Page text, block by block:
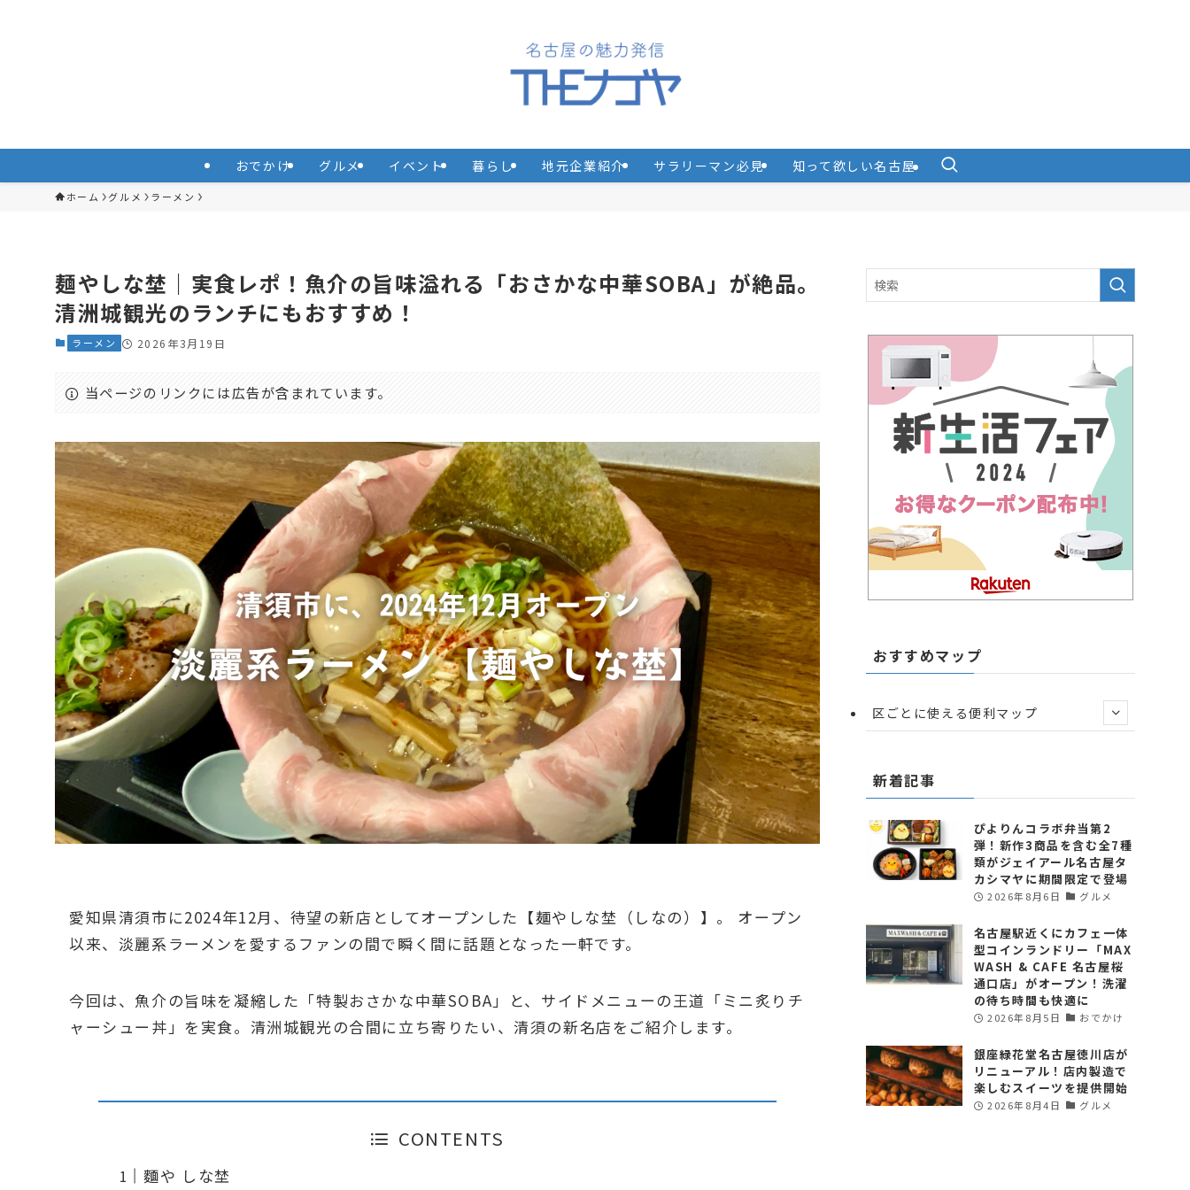
おでかけ グルメ イベント 暮らし 地元企業紹介 サラリーマン必見 知って欲しい名古屋
ホーム グルメ ラーメン
麺やしな埜｜実食レポ！魚介の旨味溢れる「おさかな中華SOBA」が絶品。
清洲城観光のランチにもおすすめ！
ラーメン 2026年3月19日
当ページのリンクには広告が含まれています。
愛知県清須市に2024年12月、待望の新店としてオープンした【麺やしな埜（しなの）】。 オープン
以来、淡麗系ラーメンを愛するファンの間で瞬く間に話題となった一軒です。
今回は、魚介の旨味を凝縮した「特製おさかな中華SOBA」と、サイドメニューの王道「ミニ炙りチ
ャーシュー丼」を実食。清洲城観光の合間に立ち寄りたい、清須の新名店をご紹介します。
CONTENTS
麵や しな埜
おすすめマップ
区ごとに使える便利マップ
新着記事
ぴよりんコラボ弁当第2
弾！新作3商品を含む全7種
類がジェイアール名古屋タ
カシマヤに期間限定で登場
2026年8月6日 グルメ
名古屋駅近くにカフェ一体
型コインランドリー「MAX
WASH & CAFE 名古屋桜
通口店」がオープン！洗濯
の待ち時間も快適に
2026年8月5日 おでかけ
銀座緑花堂名古屋徳川店が
リニューアル！店内製造で
楽しむスイーツを提供開始
2026年8月4日 グルメ